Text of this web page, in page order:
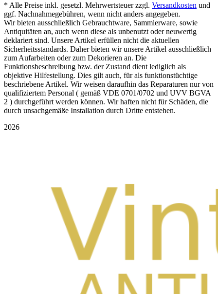
* Alle Preise inkl. gesetzl. Mehrwertsteuer zzgl. Versandkosten und
ggf. Nachnahmegebühren, wenn nicht anders angegeben.
Wir bieten ausschließlich Gebrauchtware, Sammlerware, sowie
Antiquitäten an, auch wenn diese als unbenutzt oder neuwertig
deklariert sind. Unsere Artikel erfüllen nicht die aktuellen
Sicherheitsstandards. Daher bieten wir unsere Artikel ausschließlich
zum Aufarbeiten oder zum Dekorieren an. Die
Funktionsbeschreibung bzw. der Zustand dient lediglich als
objektive Hilfestellung. Dies gilt auch, für als funktionstüchtige
beschriebene Artikel. Wir weisen daraufhin das Reparaturen nur von
qualifiziertem Personal ( gemäß VDE 0701/0702 und UVV BGVA
2 ) durchgeführt werden können. Wir haften nicht für Schäden, die
durch unsachgemäße Installation durch Dritte entstehen.
2026